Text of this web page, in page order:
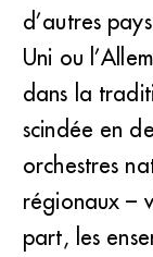
d’autres
Uni ou
dans la
scindée en
orchestres
régionaux –
part, les